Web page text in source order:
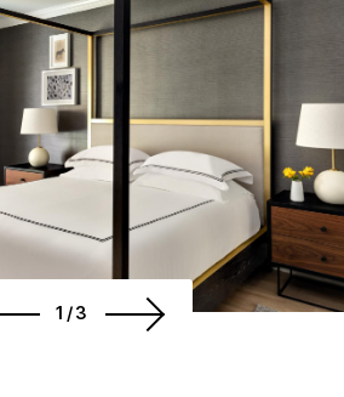
1/3